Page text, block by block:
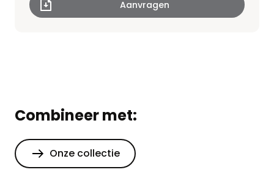
Combineer met:
Onze collectie